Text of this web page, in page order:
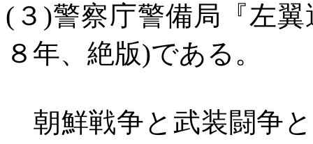
( ３ )警察庁警備局『左
８年、絶版)である。
朝鮮戦争と武装闘争